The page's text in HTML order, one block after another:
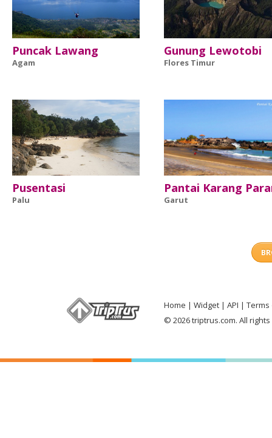
Puncak Lawang
Agam
Gunung Lewotobi
Flores Timur
Pusentasi
Palu
Pantai Karang
Garut
Home Widget API
Terms
© 2026 triptrus.com. All